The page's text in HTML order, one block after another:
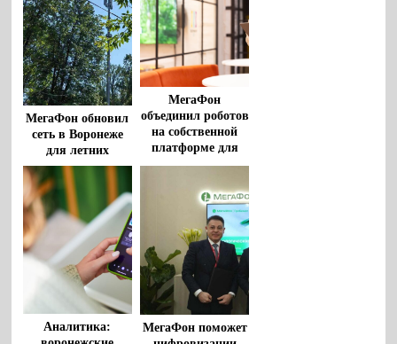
МегаФон обновил
сеть в Воронеже
для летних
прогулок и отдыха
в парках
МегаФон
объединил роботов
на собственной
платформе для
автоматизации
Аналитика:
МегаФон поможет